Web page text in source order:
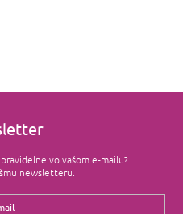
pravidelne vo vašom e‑mailu?
newsletteru.